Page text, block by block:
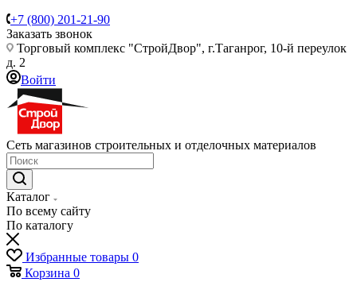
+7 (800) 201-21-90
Заказать звонок
Торговый комплекс "СтройДвор", г.Таганрог, 10-й переулок
д. 2
Войти
Сеть магазинов строительных и отделочных материалов
Каталог
По всему сайту
По каталогу
Избранные товары 0
Корзина 0